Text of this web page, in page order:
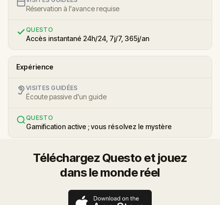
Réservation à l'avance requise
QUESTO
Accès instantané 24h/24, 7j/7, 365j/an
Expérience
VISITES GUIDÉES
Écoute passive d'un guide
QUESTO
Gamification active ; vous résolvez le mystère
Téléchargez Questo et jouez
dans le monde réel